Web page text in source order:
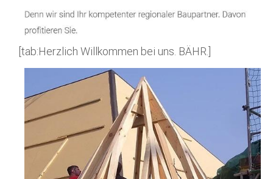
[tab:Herzlich Willkommen bei uns. BÄHR.]